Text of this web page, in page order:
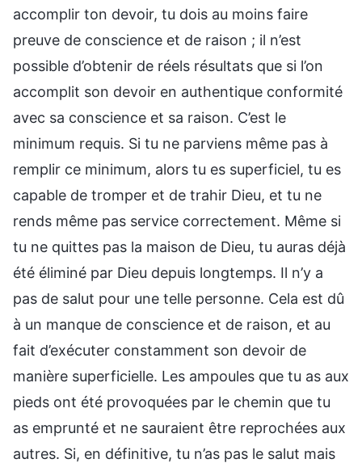
accomplir ton devoir, tu dois au moins faire
preuve de conscience et de raison ; il n’est
possible d’obtenir de réels résultats que si l’on
accomplit son devoir en authentique conformité
avec sa conscience et sa raison. C’est le
minimum requis. Si tu ne parviens même pas à
remplir ce minimum, alors tu es superficiel, tu es
capable de tromper et de trahir Dieu, et tu ne
rends même pas service correctement. Même si
tu ne quittes pas la maison de Dieu, tu auras déjà
été éliminé par Dieu depuis longtemps. Il n’y a
pas de salut pour une telle personne. Cela est dû
à un manque de conscience et de raison, et au
fait d’exécuter constamment son devoir de
manière superficielle. Les ampoules que tu as aux
pieds ont été provoquées par le chemin que tu
as emprunté et ne sauraient être reprochées aux
autres. Si, en définitive, tu n’as pas le salut mais